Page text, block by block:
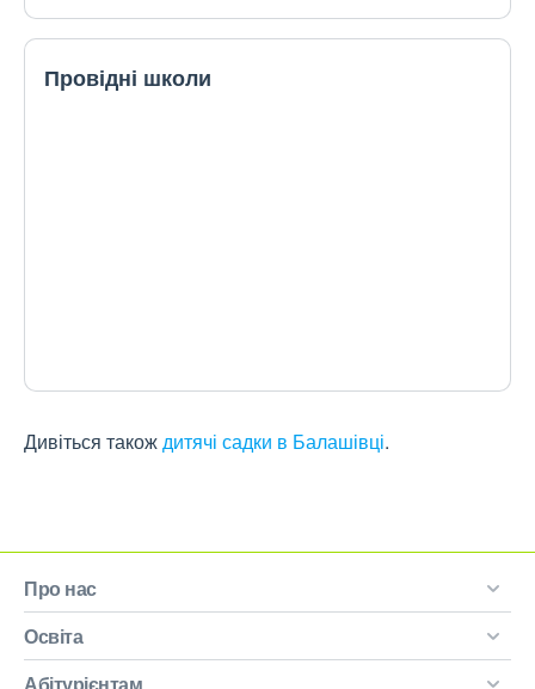
Провідні школи
Дивіться такождитячі садки в Балашівці.
Про нас
Освіта